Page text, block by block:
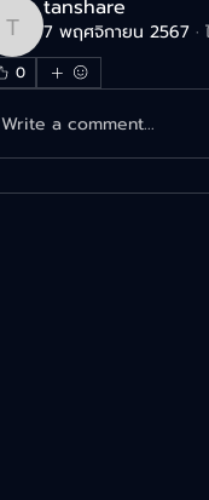
tanshare
tanshare
7 พฤศจิกายน 2567 ·
0
Write a comment...